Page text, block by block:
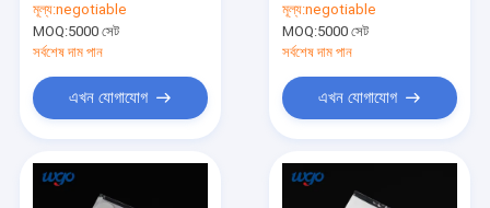
পরিষ্কার করুন
মূল্য:negotiable
MOQ:5000 সেট
সর্বশেষ দাম পান
এখন যোগাযোগ
মূল্য:negotiable
MOQ:5000 সেট
সর্বশেষ দাম পান
এখন যোগাযোগ